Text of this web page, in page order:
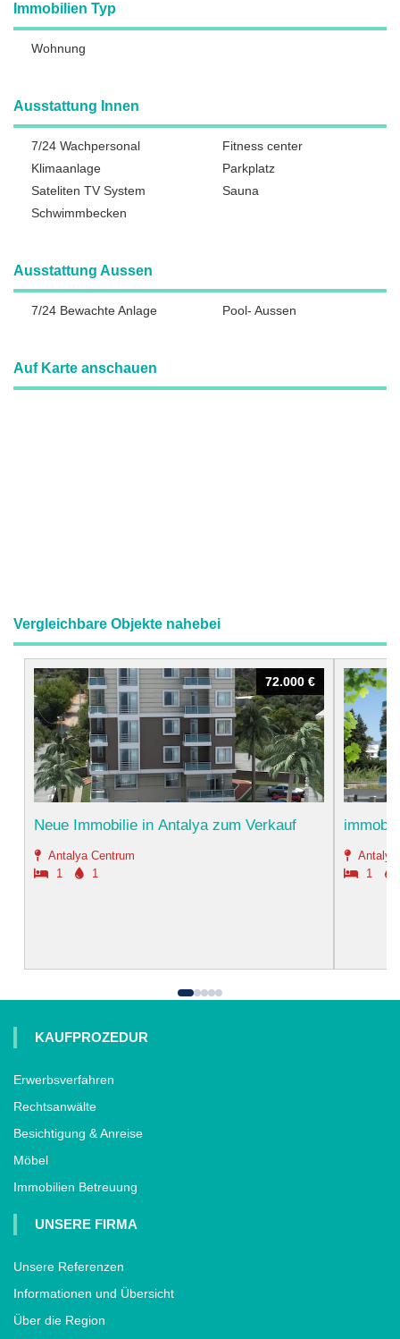
Immobilien Typ
Wohnung
Ausstattung Innen
7/24 Wachpersonal
Fitness center
Klimaanlage
Parkplatz
Sateliten TV System
Sauna
Schwimmbecken
Ausstattung Aussen
7/24 Bewachte Anlage Pool- Aussen
Auf Karte anschauen
Vergleichbare Objekte nahebei
Neue Immobilie in Antalya zum Verkauf
Antalya Centrum
1
1
72.000 €
72.000 €
Antalya
1
KAUFPROZEDUR
Erwerbsverfahren
Rechtsanwälte
Besichtigung & Anreise
Möbel
Immobilien Betreuung
UNSERE FIRMA
Unsere Referenzen
Informationen und Übersicht
Über die Region